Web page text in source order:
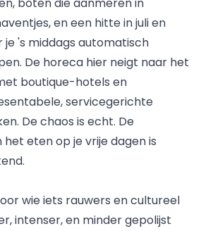
en een hitte in juli en
je 's middags automatisch
De horeca hier neigt naar het
boutique-hotels en
servicegerichte
De chaos is echt. De
het eten op je vrije dagen is
wie iets rauwers en cultureel
intenser, en minder gepolijst